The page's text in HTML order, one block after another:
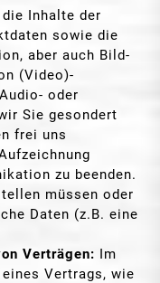
Inhalte der
sowie die
aber auch Bild-
(Video)-
oder
Sie gesondert
frei uns
zu beenden.
müssen oder
Daten (z.B. eine
Verträgen: Im
Vertrags, wie